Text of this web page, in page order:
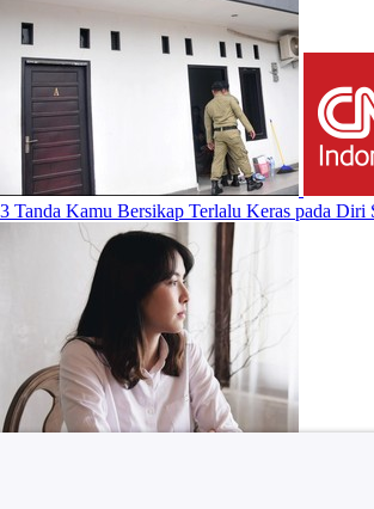
3 Tanda Kamu Bersikap Terlalu Keras pada Diri